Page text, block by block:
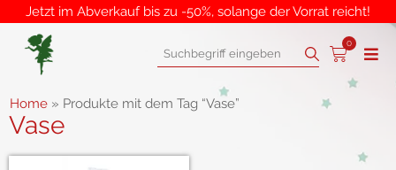
Jetzt im Abverkauf bis zu -50%, solange der Vorrat reicht!
0
Home » Produkte mit dem Tag “Vase”
Vase